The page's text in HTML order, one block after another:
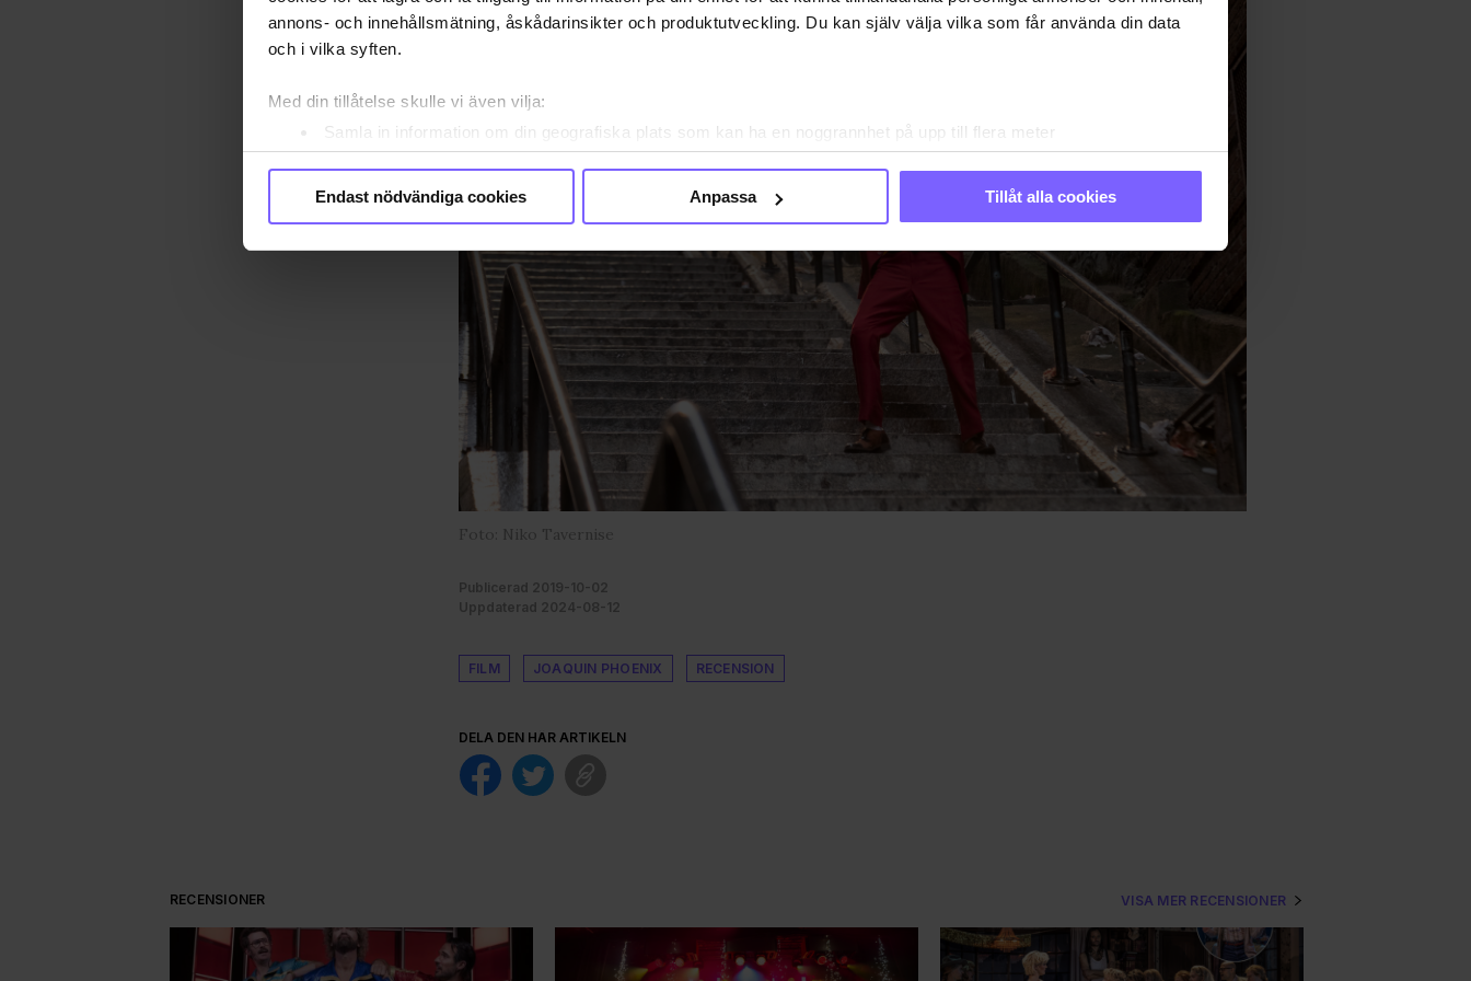
annons- och innehållsmätning, åskådarinsikter och produktutveckling. Du kan själv välja vilka som får använda din data
och i vilka syften.
Med din tillåtelse skulle vi även vilja:
Samla in information om din geografiska plats som kan ha en noggrannhet på upp till flera meter
Identifiera din enhet genom att aktivt skanna den för specifika kännetecken (fingeravtryck)
Ta reda på mer om hur dina personliga uppgifter behandlas och ställ in dina preferenser i
detaljsektionen
. Du kan ändra
Vi använder enhetsidentifierare för att anpassa innehållet och annonserna till användarna, tillhandahålla funktioner för
sociala medier och analysera vår trafik. Vi vidarebefordrar även sådana identifierare och annan information från din enhet
till de sociala medier och annons- och analysföretag som vi samarbetar med. Dessa kan i sin tur kombinera informationen
med annan information som du har tillhandahållit eller som de har samlat in när du har använt deras tjänster. Du
godkänner våra cookies vid fortsatt användande av vår webbplats.
Endast nödvändiga cookies Anpassa Tillåt alla cookies
Foto: Niko Tavernise
Publicerad 2019-10-02
Uppdaterad 2024-08-12
FILM JOAQUIN PHOENIX RECENSION
DELA DEN HÄR ARTIKELN
RECENSIONER VISA MER RECENSIONER